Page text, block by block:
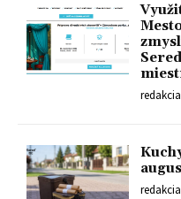
redakcia
redakcia